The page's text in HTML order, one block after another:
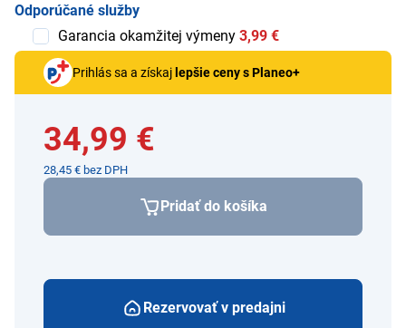
Odporúčané služby
Garancia okamžitej výmeny 3,99 €
Prihlás sa a získaj lepšie ceny s Planeo+
34,99 €
28,45 € bez DPH
Pridať do košíka
Rezervovať v predajni